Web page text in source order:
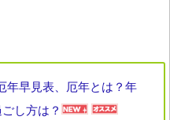
年早見表、厄年とは？年
し方は？